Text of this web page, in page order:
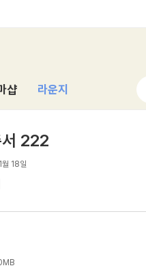
샵 라운지
222
월 18일